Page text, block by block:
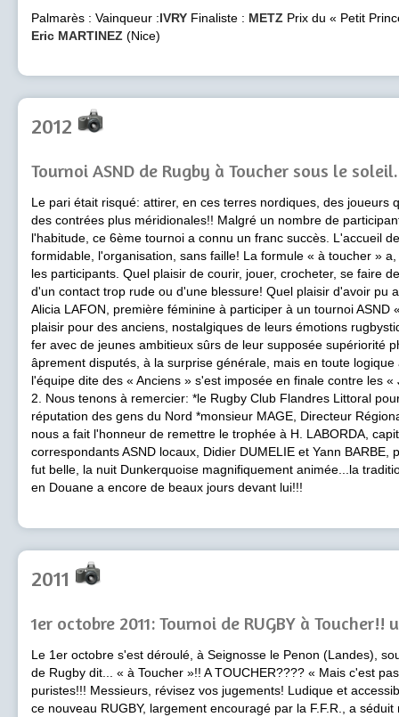
Palmarès : Vainqueur :IVRY Finaliste : METZ Prix du « Petit
Eric MARTINEZ (Nice)
2012
Tournoi ASND de Rugby à Toucher sous le
Le pari était risqué: attirer, en ces terres nordiques, des joueurs
des contrées plus méridionales!! Malgré un nombre de
l'habitude, ce 6ème tournoi a connu un franc succès. L'accueil
formidable, l'organisation, sans faille! La formule « à toucher »
les participants. Quel plaisir de courir, jouer, crocheter, se faire
d'un contact trop rude ou d'une blessure! Quel plaisir d'avoir pu
Alicia LAFON, première féminine à participer à un tournoi ASND
plaisir pour des anciens, nostalgiques de leurs émotions
fer avec de jeunes ambitieux sûrs de leur supposée supériorité
âprement disputés, à la surprise générale, mais en toute
l'équipe dite des « Anciens » s'est imposée en finale contre les
2. Nous tenons à remercier: *le Rugby Club Flandres Littoral
réputation des gens du Nord *monsieur MAGE, Directeur
nous a fait l'honneur de remettre le trophée à H. LABORDA,
correspondants ASND locaux, Didier DUMELIE et Yann
fut belle, la nuit Dunkerquoise magnifiquement animée...la
en Douane a encore de beaux jours devant lui!!!
2011
1er octobre 2011: Tournoi de RUGBY à Toucher!!
Le 1er octobre s'est déroulé, à Seignosse le Penon (Landes),
de Rugby dit... « à Toucher »!! A TOUCHER???? « Mais c'est
puristes!!! Messieurs, révisez vos jugements! Ludique et
ce nouveau RUGBY, largement encouragé par la F.F.R., a